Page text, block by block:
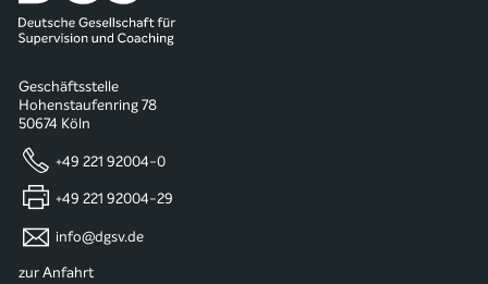
Geschäftsstelle
Hohenstaufenring 78
50674 Köln
+49 221 92004-0
+49 221 92004-29
info@dgsv.de
zur Anfahrt